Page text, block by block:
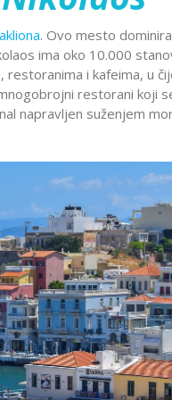
Ohrid
Provansa
Rejkjavik
Temišvar
Sankt
. Ovo mesto
ima oko 10.000
i kafeima, u
restorani koji
napravljen suženjem